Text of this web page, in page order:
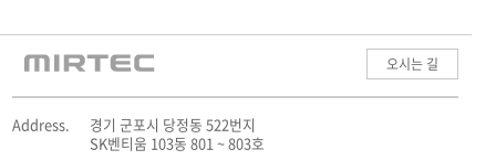
오시는 길
Address.
경기 군포시 당정동 522번지
SK벤티움 103동 801 ~ 803호